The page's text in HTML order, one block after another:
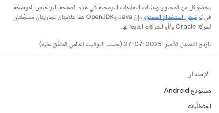
يخضع كل من المحتوى وعيّنات التعليمات البرمجية في هذه الصفحة للتراخيص الموضحّة
فيترخيص استخدام المحتوى
. إنّ Java وOpenJDK هما علامتان تجاريتان مسجَّلتان
لشركة Oracle و/أو الشركات التابعة لها.
تاريخ التعديل الأخير: 2025-07-27 (حسب التوقيت العالمي المتفَّق عليه)
الإصدار
مستودع Android
المتطلّبات